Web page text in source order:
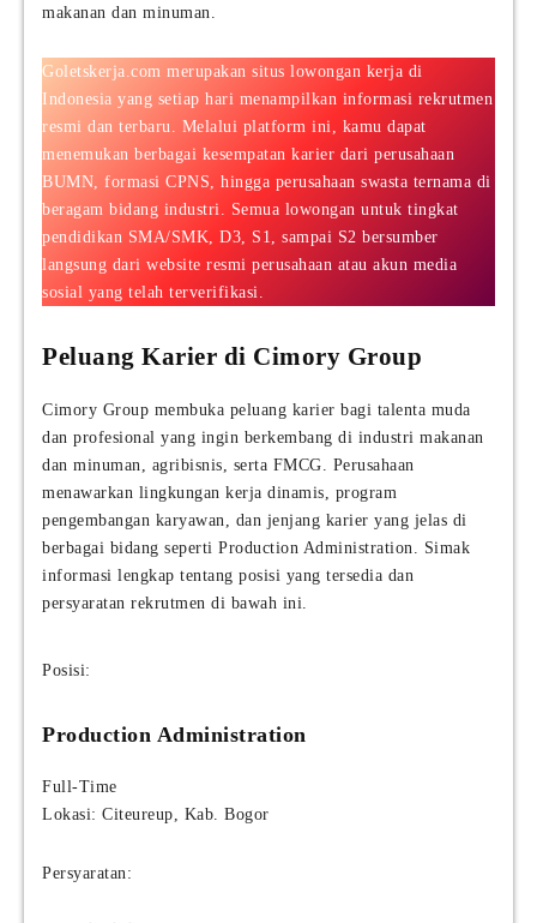
makanan dan minuman.
Goletskerja.com merupakan situs lowongan kerja di
Indonesia yang setiap hari menampilkan informasi rekrutmen
resmi dan terbaru. Melalui platform ini, kamu dapat
menemukan berbagai kesempatan karier dari perusahaan
BUMN, formasi CPNS, hingga perusahaan swasta ternama di
beragam bidang industri. Semua lowongan untuk tingkat
pendidikan SMA/SMK, D3, S1, sampai S2 bersumber
langsung dari website resmi perusahaan atau akun media
sosial yang telah terverifikasi.
Peluang Karier di Cimory Group
Cimory Group membuka peluang karier bagi talenta muda
dan profesional yang ingin berkembang di industri makanan
dan minuman, agribisnis, serta FMCG. Perusahaan
menawarkan lingkungan kerja dinamis, program
pengembangan karyawan, dan jenjang karier yang jelas di
berbagai bidang seperti Production Administration. Simak
informasi lengkap tentang posisi yang tersedia dan
persyaratan rekrutmen di bawah ini.
Posisi:
Production Administration
Full-Time
Lokasi: Citeureup, Kab. Bogor
Persyaratan: